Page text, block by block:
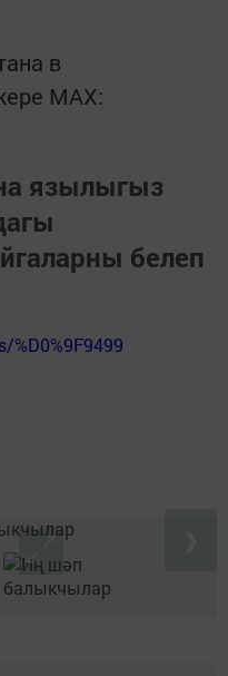
в
MАХ:
язылыгыз
белеп